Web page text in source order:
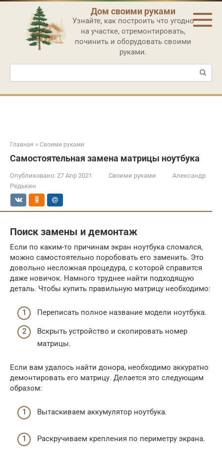
Перейти
контенту
Дом своими руками
Узнайте, как построить что угодно
на участке, отремонтировать,
починить и оборудовать своими
руками.
Поиск:
Главная » Своими руками
Самостоятельная замена матрицы ноутбука
Опубликовано: 27 Апр 2021 Своими руками
Александр
Редькин
Поиск замены и демонтаж
Если по каким-то причинам экран ноутбука сломался,
можно самостоятельно поробовать его заменить. Это
довольно несложная процедура, с которой справится
даже новичок. Намного труднее найти подходящую
деталь. Чтобы купить правильную матрицу необходимо:
Переписать полное название модели ноутбука.
Вскрыть устройство и скопировать номер
матрицы.
Если вам удалось найти донора, необходимо аккуратно
демонтировать его матрицу. Делается это следующим
образом:
Вытаскиваем аккумулятор ноутбука.
Раскручиваем крепления по периметру экрана.